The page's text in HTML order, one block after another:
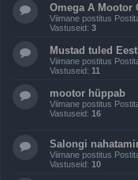
Omega A Mootor
Viimane postitus
Vastuseid: 3
Mustad tuled
Viimane postitus
Vastuseid: 11
mootor hüppab
Viimane postitus
Vastuseid: 16
Salongi
Viimane postitus
Vastuseid: 10